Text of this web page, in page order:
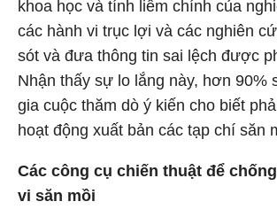
khoa học và tính liêm chính của
các hành vi trục lợi và các nghiên
sót và đưa thông tin sai lệch được
Nhận thấy sự lo lắng này, hơn 90%
gia cuộc thăm dò ý kiến cho biết
hoạt động xuất bản các tạp chí săn
Các công cụ chiến thuật để
vi săn mồi